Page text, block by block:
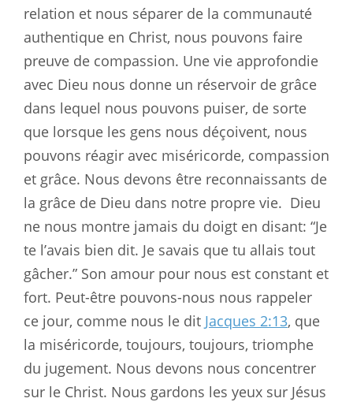
relation et nous séparer de la communauté
authentique en Christ, nous pouvons faire
preuve de compassion. Une vie approfondie
avec Dieu nous donne un réservoir de grâce
dans lequel nous pouvons puiser, de sorte
que lorsque les gens nous déçoivent, nous
pouvons réagir avec miséricorde, compassion
et grâce. Nous devons être reconnaissants de
la grâce de Dieu dans notre propre vie. Dieu
ne nous montre jamais du doigt en disant: “Je
te l’avais bien dit. Je savais que tu allais tout
gâcher.” Son amour pour nous est constant et
fort. Peut-être pouvons-nous nous rappeler
ce jour, comme nous le dit Jacques 2:13, que
la miséricorde, toujours, toujours, triomphe
du jugement. Nous devons nous concentrer
sur le Christ. Nous gardons les yeux sur Jésus